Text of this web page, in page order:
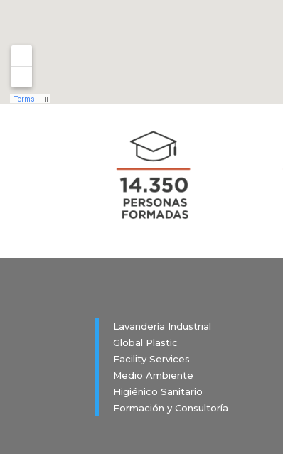
Lavandería Industrial
Global Plastic
Facility Services
Medio Ambiente
Higiénico Sanitario
Formación y Consultoría